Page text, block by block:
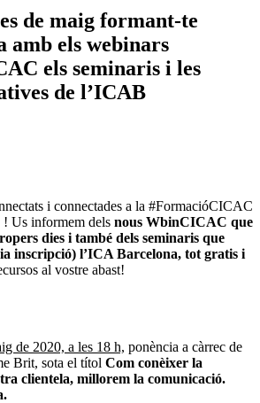
de maig formant-te
amb els webinars
els seminaris i les
de l’ICAB
i connectades a la #FormacióCICAC
! Us informem dels nous WbinCICAC que
dies i també dels seminaris que
inscripció) l’ICA Barcelona, tot gratis i
al vostre abast!
de 2020, a les 18 h, ponència a càrrec de
Brit, sota el títol Com conèixer la
clientela, millorem la comunicació.